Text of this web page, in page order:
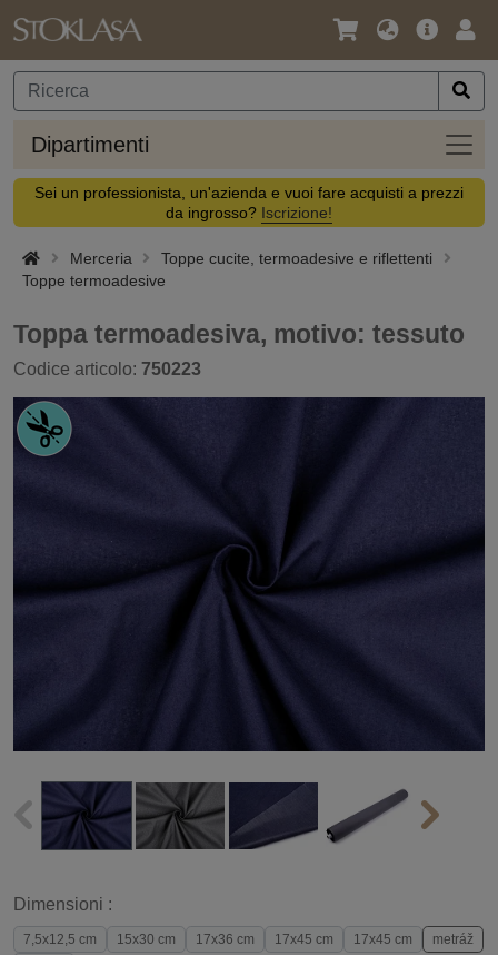
Lingua
Valuta
Offerta
Dipartimenti
Sei un professionista, un'azienda e vuoi fare acquisti a prezzi
da ingrosso? Iscrizione!
Merceria
Toppe cucite, termoadesive e riflettenti
Toppe termoadesive
Toppa termoadesiva, motivo: tessuto
Codice articolo: 750223
Dimensioni :
7,5x12,5 cm 15x30 cm 17x36 cm 17x45 cm 17x45 cm
metráž